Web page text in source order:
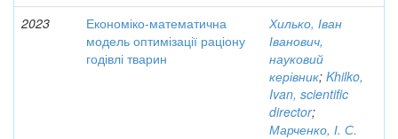
2023
Економіко-математична
модель оптимізації раціону
годівлі тварин
Хилько, Іван
Іванович,
науковий
керівник; Khilko,
Ivan, scientific
director;
Марченко, І. С.